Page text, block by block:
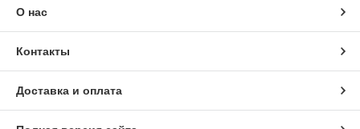
О нас
Контакты
Доставка и оплата